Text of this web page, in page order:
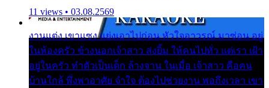
11 views • 03.08.2569
งานแต่ง เขาแซง แย่งเอาไปก่อน หัวใจอาวรณ์ มาซ่อน อยู่
ในห้องครัว ข้างนอกเจ้าสาว ส่งยิ้ม ให้คนไปทั่ว แต่เรา เฝ้า
อยู่ในครัว ทำตัวเป็นเด็ก ล้างจาน ในเมื่อ เจ้าสาว คือคน
บ้านใกล้ พึ่งพาอาศัย จำใจ ต้องไปช่วยงาน พอถึงเวลา เขา